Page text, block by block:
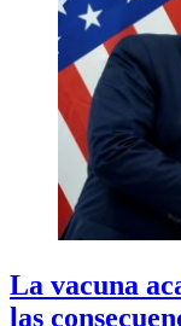
La vacuna
las